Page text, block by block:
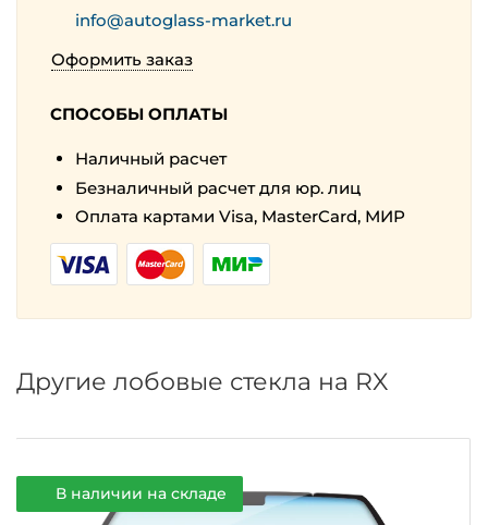
info@autoglass-market.ru
Оформить заказ
СПОСОБЫ ОПЛАТЫ
Наличный расчет
Безналичный расчет для юр. лиц
Оплата картами Visa, MasterCard, МИР
Другие лобовые стекла на RX
В наличии на складе